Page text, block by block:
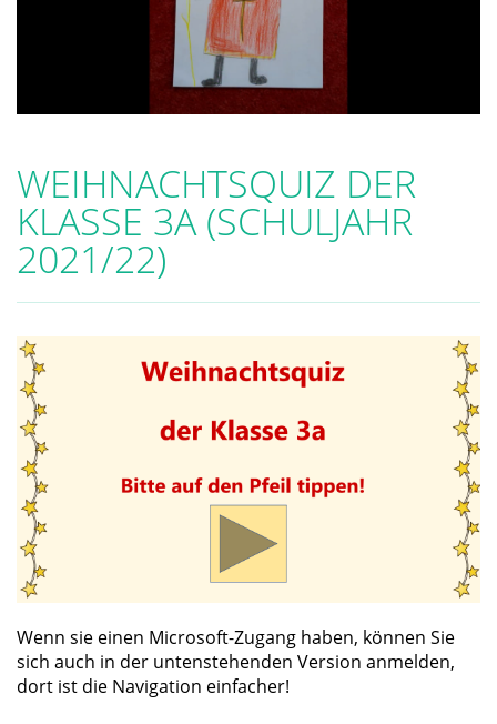
WEIHNACHTSQUIZ DER
KLASSE 3A (SCHULJAHR
2021/22)
Wenn sie einen Microsoft-Zugang haben, können Sie
sich auch in der untenstehenden Version anmelden,
dort ist die Navigation einfacher!